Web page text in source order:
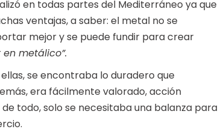
en todas partes del Mediterráneo ya que
ventajas, a saber: el metal no se
mejor y se puede fundir para crear
en metálico”.
se encontraba lo duradero que
era fácilmente valorado, acción
todo, solo se necesitaba una balanza para